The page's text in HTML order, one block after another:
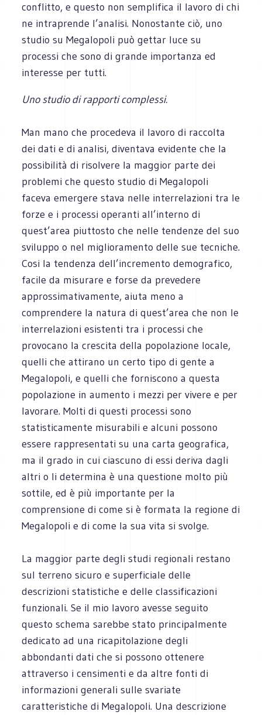
conflitto, e questo non semplifica il lavoro di chi
ne intraprende l’analisi. Nonostante ciò, uno
studio su Megalopoli può gettar luce su
processi che sono di grande importanza ed
interesse per tutti.
Uno studio di rapporti complessi.
Man mano che procedeva il lavoro di raccolta
dei dati e di analisi, diventava evidente che la
possibilità di risolvere la maggior parte dei
problemi che questo studio di Megalopoli
faceva emergere stava nelle interrelazioni tra le
forze e i processi operanti all’interno di
quest’area piuttosto che nelle tendenze del suo
sviluppo o nel miglioramento delle sue tecniche.
Cosi la tendenza dell’incremento demografico,
facile da misurare e forse da prevedere
approssimativamente, aiuta meno a
comprendere la natura di quest’area che non le
interrelazioni esistenti tra i processi che
provocano la crescita della popolazione locale,
quelli che attirano un certo tipo di gente a
Megalopoli, e quelli che forniscono a questa
popolazione in aumento i mezzi per vivere e per
lavorare. Molti di questi processi sono
statisticamente misurabili e alcuni possono
essere rappresentati su una carta geografica,
ma il grado in cui ciascuno di essi deriva dagli
altri o li determina è una questione molto più
sottile, ed è più importante per la
comprensione di come si è formata la regione di
Megalopoli e di come la sua vita si svolge.
La maggior parte degli studi regionali restano
sul terreno sicuro e superficiale delle
descrizioni statistiche e delle classificazioni
funzionali. Se il mio lavoro avesse seguito
questo schema sarebbe stato principalmente
dedicato ad una ricapitolazione degli
abbondanti dati che si possono ottenere
attraverso i censimenti e da altre fonti di
informazioni generali sulle svariate
caratteristiche di Megalopoli. Una descrizione